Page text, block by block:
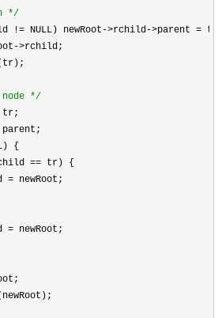
*/
!= NULL) newRoot->rchild->parent =
>rchild;
*/
tr;
parent;
{
== tr) {
= newRoot;
= newRoot;